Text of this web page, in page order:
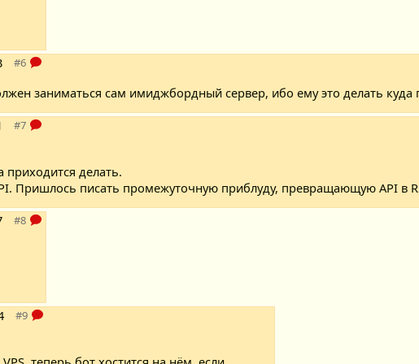
заниматься сам имиджбордный сервер, ибо ему это делать куда
приходится делать.
Пришлось писать промежуточную приблуду, превращающую API в